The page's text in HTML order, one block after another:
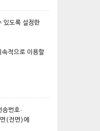
있도록 설정한
적으로 이용할
번호·
(전면)에